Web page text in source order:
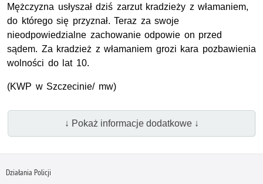
Mężczyzna usłyszał dziś zarzut kradzieży z włamaniem,
do którego się przyznał. Teraz za swoje
nieodpowiedzialne zachowanie odpowie on przed
sądem. Za kradzież z włamaniem grozi kara pozbawienia
wolności do lat 10.
(KWP w Szczecinie/ mw)
↓ Pokaż informacje dodatkowe ↓
Działania Policji